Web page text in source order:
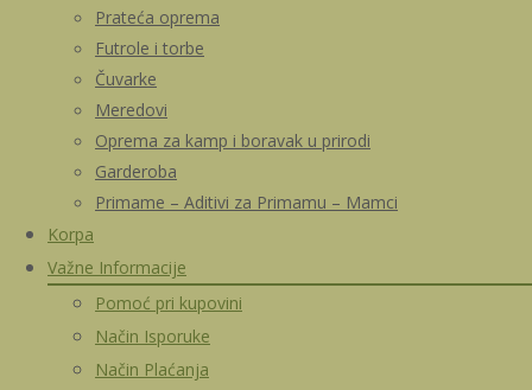
Prateća oprema
Futrole i torbe
Čuvarke
Meredovi
Oprema za kamp i boravak u prirodi
Garderoba
Primame – Aditivi za Primamu – Mamci
Korpa
Važne Informacije
Pomoć pri kupovini
Način Isporuke
Način Plaćanja